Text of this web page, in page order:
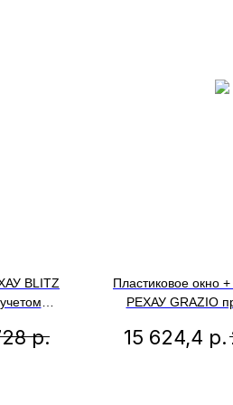
BLITZ
откидное
р.
Пластиковое окно
РЕХАУ GRAZIO
подставочного
15 624,4 р.